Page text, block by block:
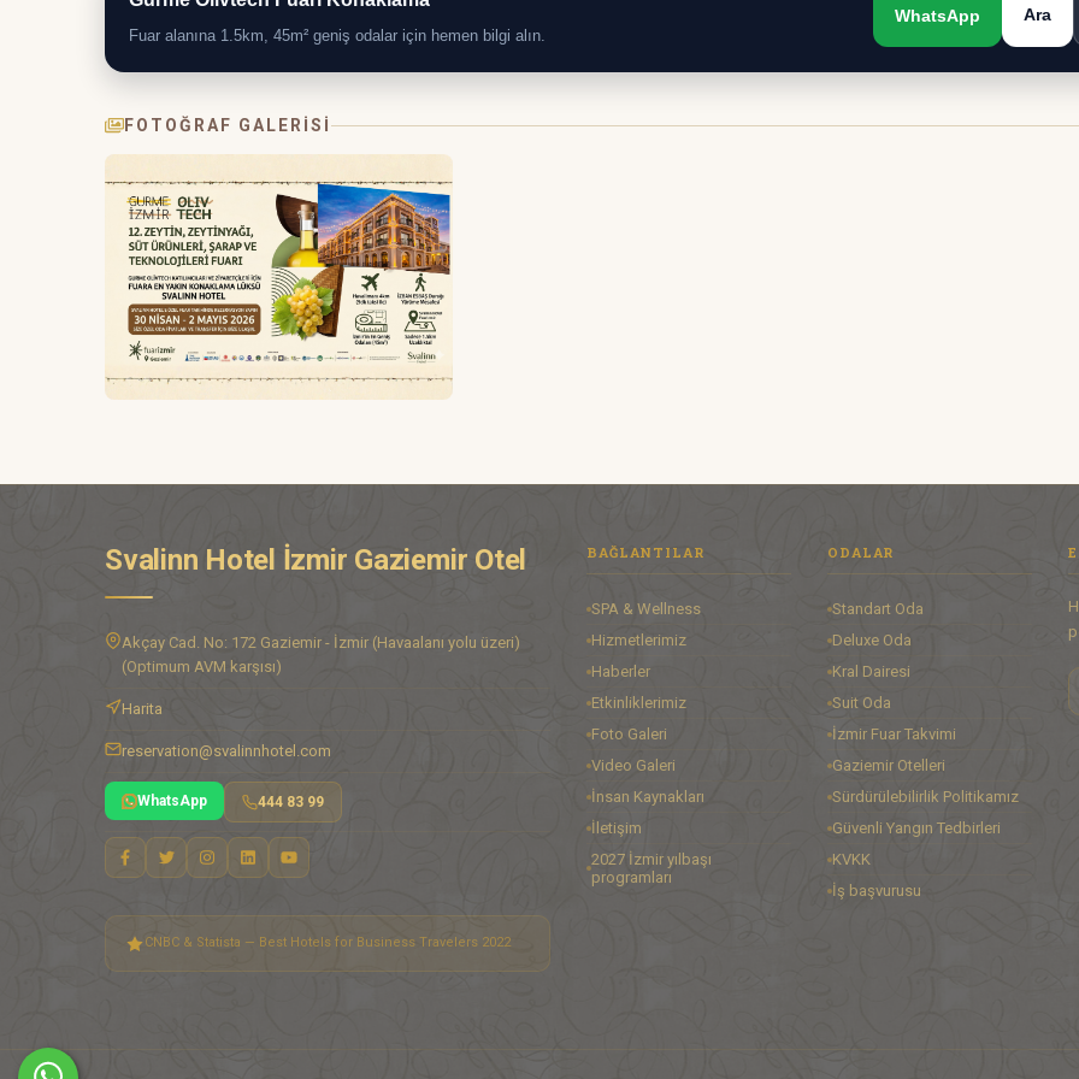
Fuar alanına 1.5km, 45m² geniş odalar için hemen bilgi alın.
WhatsApp Ara
FOTOĞRAF GALERISI
Svalinn Hotel İzmir Gaziemir Otel
Akçay Cad. No: 172 Gaziemir - İzmir (Havaalanı yolu üzeri)
(Optimum AVM karşısı)
Harita
reservation@svalinnhotel.com
WhatsApp 444 83 99
CNBC & Statista — Best Hotels for Business Travelers 2022
BAĞLANTILAR
SPA & Wellness
Hizmetlerimiz
Haberler
Etkinliklerimiz
Foto Galeri
Video Galeri
İnsan Kaynakları
İletişim
2027 İzmir yılbaşı
programları
ODALAR
Standart Oda
Deluxe Oda
Kral Dairesi
Suit Oda
İzmir Fuar Takvimi
Gaziemir Otelleri
Sürdürülebilirlik Politikamız
Güvenli Yangın Tedbirleri
KVKK
İş başvurusu